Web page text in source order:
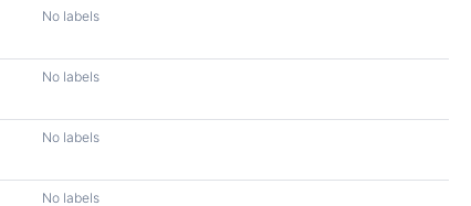
No labels
No labels
No labels
No labels